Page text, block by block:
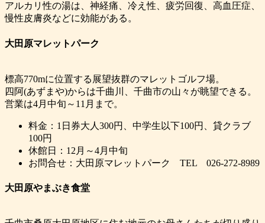
アルカリ性の湯は、神経痛、冷え性、疲労回復、高血圧症、
慢性皮膚炎などに効能がある。
大田原マレットパーク
標高770mに位置する展望抜群のマレットゴルフ場。
四阿(あずまや)からは千曲川、千曲市の山々が眺望できる。
営業は4月中旬～11月まで。
料金：1日券大人300円、中学生以下100円、貸クラブ
100円
休館日：12月～4月中旬
お問合せ：大田原マレットパーク TEL 026-272-8989
大田原やまぶき食堂